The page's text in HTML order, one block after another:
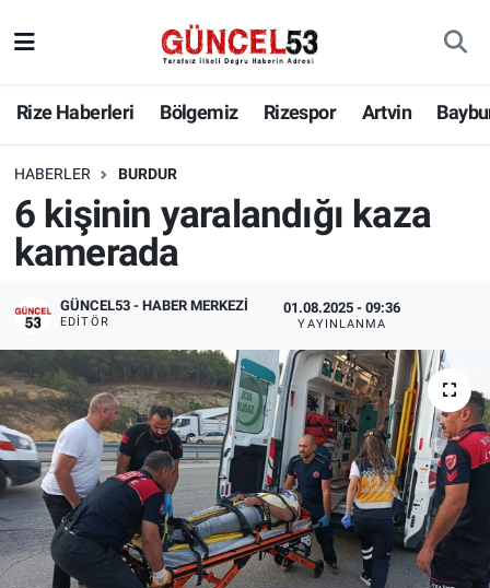
Rize Haberleri Bölgemiz Rizespor Artvin
HABERLER BURDUR
6 kişinin yaralandığı kaza
kamerada
GÜNCEL53 - HABER MERKEZI
EDITÖR
01.08.2025 - 09:36
YAYINLANMA